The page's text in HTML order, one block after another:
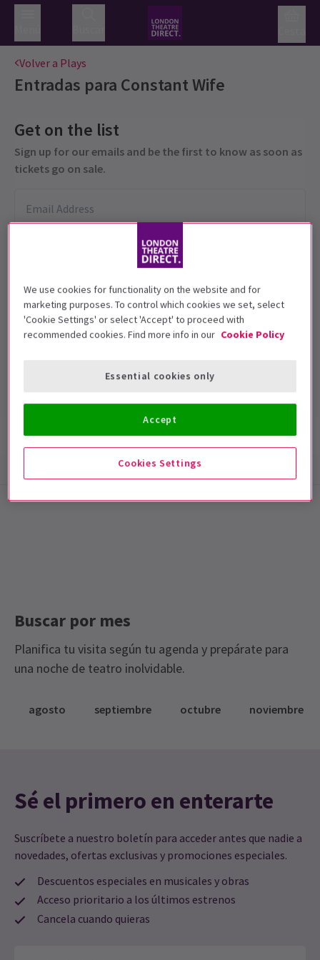
Volver a Plays
Entradas para Constant Wife
Get on the list
Sign up for our emails and be the first to know as soon as
tickets go on sale.
Lyric Theatre
Información del espectáculo Accesibilidad
Buscar por mes
Planifica tu visita según tu agenda y prepárate para
una noche de teatro inolvidable.
agosto septiembre octubre noviembre
Sé el primero en enterarte
Suscríbete a nuestro boletín para acceder antes que nadie a
novedades, ofertas exclusivas y promociones especiales.
Descuentos especiales en musicales y obras
Acceso prioritario a los últimos estrenos
Cancela cuando quieras
We use cookies for functionality on the website and for
marketing purposes. To control which cookies we set, select
'Cookie Settings' or select 'Accept' to proceed with
recommended cookies. Find more info in our Cookie Policy
Cookies Settings
Essential cookies only
Accept